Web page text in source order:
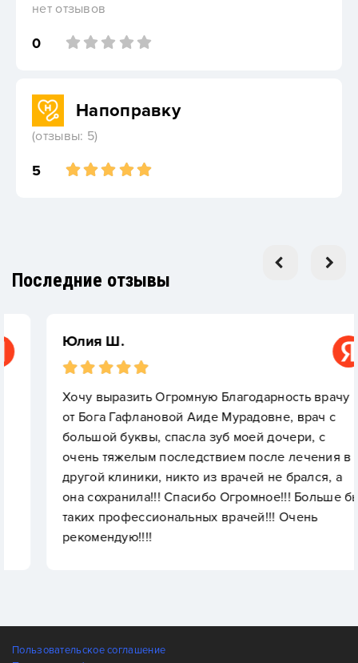
нет отзывов
0
Напоправку
(отзывы: 5)
5
Последние отзывы
Юлия Ш.
Хочу выразить Огромную Благодарность врачу
от Бога Гафлановой Аиде Мурадовне, врач с
большой буквы, спасла зуб моей дочери, с
очень тяжелым последствием после лечения в
другой клиники, никто из врачей не брался, а
она сохранила!!! Спасибо Огромное!!! Больше бы
таких профессиональных врачей!!! Очень
рекомендую!!!!
Пользовательское соглашение